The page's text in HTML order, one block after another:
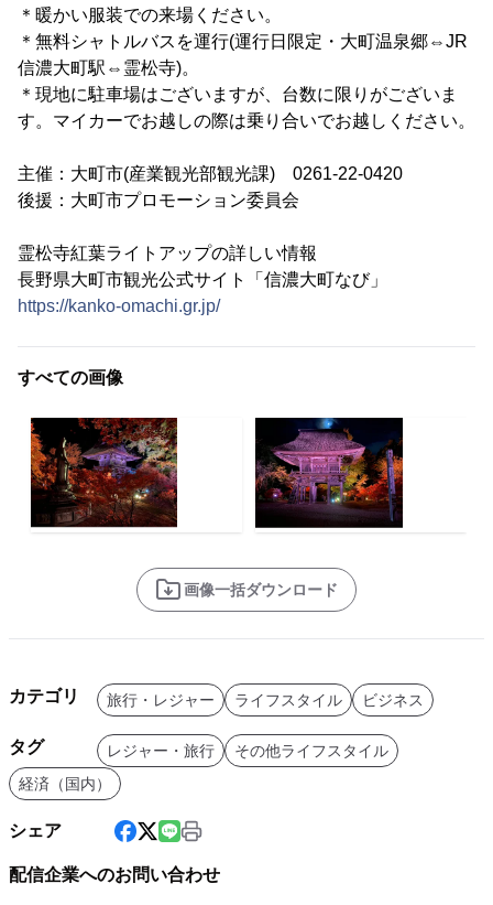
＊暖かい服装での来場ください。
＊無料シャトルバスを運行(運行日限定・大町温泉郷⇔JR
信濃大町駅⇔霊松寺)。
＊現地に駐車場はございますが、台数に限りがございま
す。マイカーでお越しの際は乗り合いでお越しください。
主催：大町市(産業観光部観光課) 0261-22-0420
後援：大町市プロモーション委員会
霊松寺紅葉ライトアップの詳しい情報
長野県大町市観光公式サイト「信濃大町なび」
https://kanko-omachi.gr.jp/
すべての画像
画像一括ダウンロード
カテゴリ 旅行・レジャー ライフスタイル ビジネス
タグ レジャー・旅行
その他ライフスタイル
経済（国内）
シェア
配信企業へのお問い合わせ